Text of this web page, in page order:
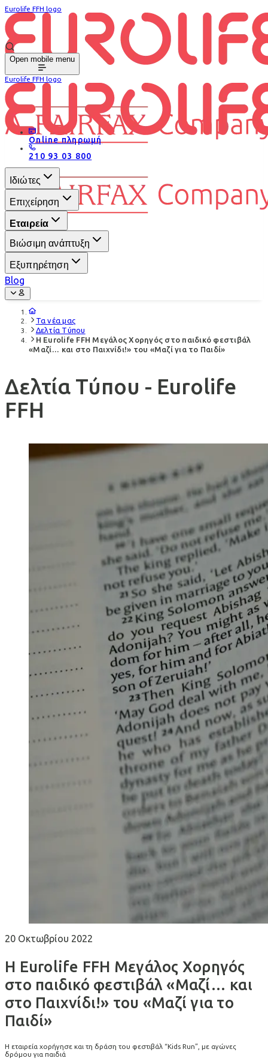
Eurolife FFH logo
Open mobile menu
Eurolife FFH logo
Online πληρωμή
210 93 03 800
Ιδιώτες
Επιχείρηση
Εταιρεία
Βιώσιμη ανάπτυξη
Εξυπηρέτηση
Blog
Τα νέα μας
Δελτία Τύπου
H Eurolife FFH Μεγάλος Χορηγός στο παιδικό φεστιβάλ
«Μαζί… και στο Παιχνίδι!» του «Μαζί για το Παιδί»
Δελτία Τύπου - Eurolife
FFH
20 Οκτωβρίου 2022
H Eurolife FFH Μεγάλος Χορηγός
στο παιδικό φεστιβάλ «Μαζί… και
στο Παιχνίδι!» του «Μαζί για το
Παιδί»
Η εταιρεία χορήγησε και τη δράση του φεστιβάλ “Kids Run”, με αγώνες
δρόμου για παιδιά